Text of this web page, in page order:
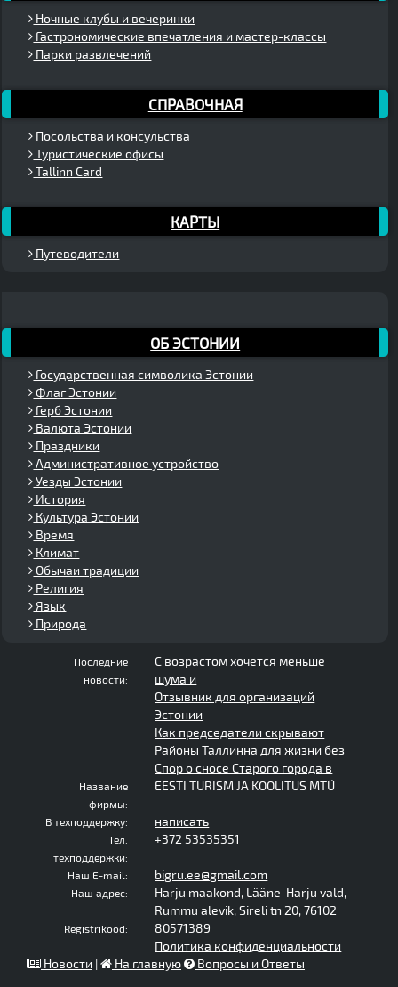
Ночные клубы и вечеринки
Гастрономические впечатления и мастер-классы
Парки развлечений
СПРАВОЧНАЯ
Посольства и консульства
Туристические офисы
Tallinn Card
КАРТЫ
Путеводители
ОБ ЭСТОНИИ
Государственная символика Эстонии
Флаг Эстонии
Герб Эстонии
Валюта Эстонии
Праздники
Административное устройство
Уезды Эстонии
История
Культура Эстонии
Время
Климат
Обычаи традиции
Религия
Язык
Природа
Последние
новости:
С возрастом хочется меньше
шума и
Отзывник для организаций
Эстонии
Как председатели скрывают
Районы Таллинна для жизни без
Спор о сносе Старого города в
Название
фирмы:
EESTI TURISM JA KOOLITUS MTÜ
В техподдержку: написать
Тел.
техподдержки:
+372 53535351
Наш E-mail: bigru.ee@gmail.com
Наш адрес:
Harju maakond, Lääne-Harju vald,
Rummu alevik, Sireli tn 20, 76102
Registrikood:
80571389
Политика конфиденциальности
Новости | На главную Вопросы и Ответы